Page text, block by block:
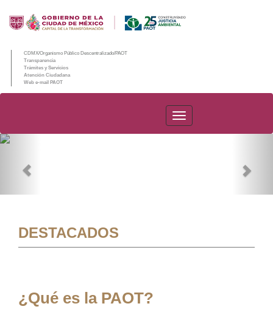
CDMX/Organismo Público Descentralizado/PAOT
Transparencia
Trámites y Servicios
Atención Ciudadana
Web e-mail PAOT
PAOT
DESTACADOS
¿Qué es la PAOT?